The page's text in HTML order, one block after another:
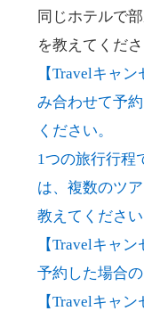
同じホテルで
を教えてくださ
【Travelキャ
み合わせて予
ください。
1つの旅行行程
は、複数のツ
教えてください
【Travelキャ
予約した場合
【Travelキャ